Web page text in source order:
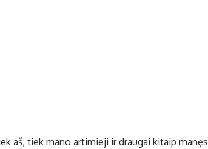
aš, tiek mano artimieji ir draugai kitaip manęs